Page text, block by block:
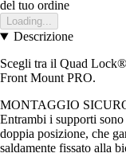
del tuo ordine
Loading...
Descrizione
Scegli tra il Quad
Front Mount PRO.
MONTAGGIO
Entrambi i supporti
doppia posizione, che
saldamente fissato alla